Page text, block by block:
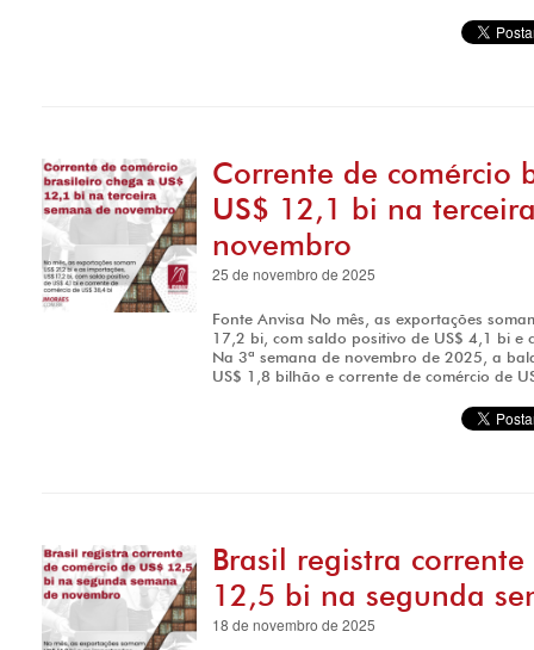
Corrente de comércio
US$ 12,1 bi na
novembro
25 de novembro de 2025
Fonte Anvisa No mês, as exportações
17,2 bi, com saldo positivo de US$ 4,1 bi e
Na 3ª semana de novembro de 2025, a
US$ 1,8 bilhão e corrente de comércio de
Brasil registra
12,5 bi na segunda
18 de novembro de 2025